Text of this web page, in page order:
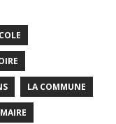
LA COMMUNE